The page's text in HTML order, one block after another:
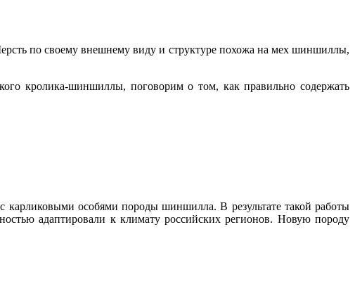
по своему внешнему виду и структуре похожа на мех шиншиллы,
кролика-шиншиллы, поговорим о том, как правильно содержать
карликовыми особями породы шиншилла. В результате такой работы
адаптировали к климату российских регионов. Новую породу